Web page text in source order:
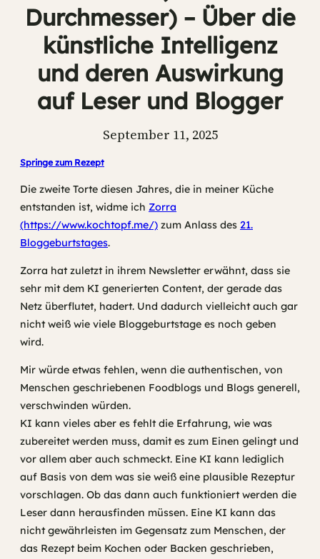
Durchmesser) – Über die
künstliche Intelligenz
und deren Auswirkung
auf Leser und Blogger
September 11, 2025
Springe zum Rezept
Die zweite Torte diesen Jahres, die in meiner Küche
entstanden ist, widme ich Zorra
(https://www.kochtopf.me/) zum Anlass des 21.
Bloggeburtstages.
Zorra hat zuletzt in ihrem Newsletter erwähnt, dass sie
sehr mit dem KI generierten Content, der gerade das
Netz überflutet, hadert. Und dadurch vielleicht auch gar
nicht weiß wie viele Bloggeburtstage es noch geben
wird.
Mir würde etwas fehlen, wenn die authentischen, von
Menschen geschriebenen Foodblogs und Blogs generell,
verschwinden würden.
KI kann vieles aber es fehlt die Erfahrung, wie was
zubereitet werden muss, damit es zum Einen gelingt und
vor allem aber auch schmeckt. Eine KI kann lediglich
auf Basis von dem was sie weiß eine plausible Rezeptur
vorschlagen. Ob das dann auch funktioniert werden die
Leser dann herausfinden müssen. Eine KI kann das
nicht gewährleisten im Gegensatz zum Menschen, der
das Rezept beim Kochen oder Backen geschrieben,